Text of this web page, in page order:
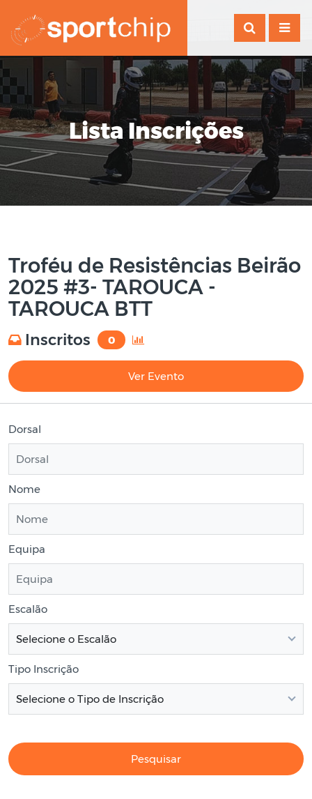
Lista Inscrições
Troféu de Resistências Beirão
2025 #3- TAROUCA -
TAROUCA BTT
Inscritos 0
Ver Evento
Dorsal
Nome
Equipa
Escalão
Selecione o Escalão
Tipo Inscrição
Selecione o Tipo de Inscrição
Pesquisar